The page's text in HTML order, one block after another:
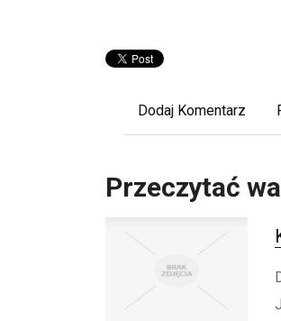
Dodaj Komentarz
Przeczytać